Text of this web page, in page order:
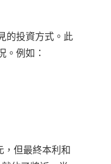
的投資方式。此
。例如：
，但最終本利和